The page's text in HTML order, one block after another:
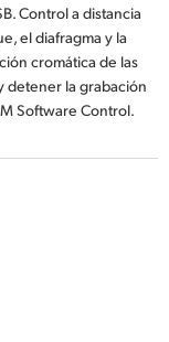
Control a distancia
el diafragma y la
cromática de las
detener la grabación
Software Control.